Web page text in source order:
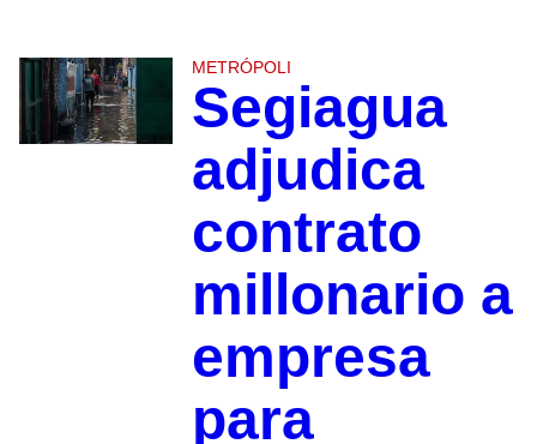
METRÓPOLI
Segiagua
adjudica
contrato
millonario a
empresa
para